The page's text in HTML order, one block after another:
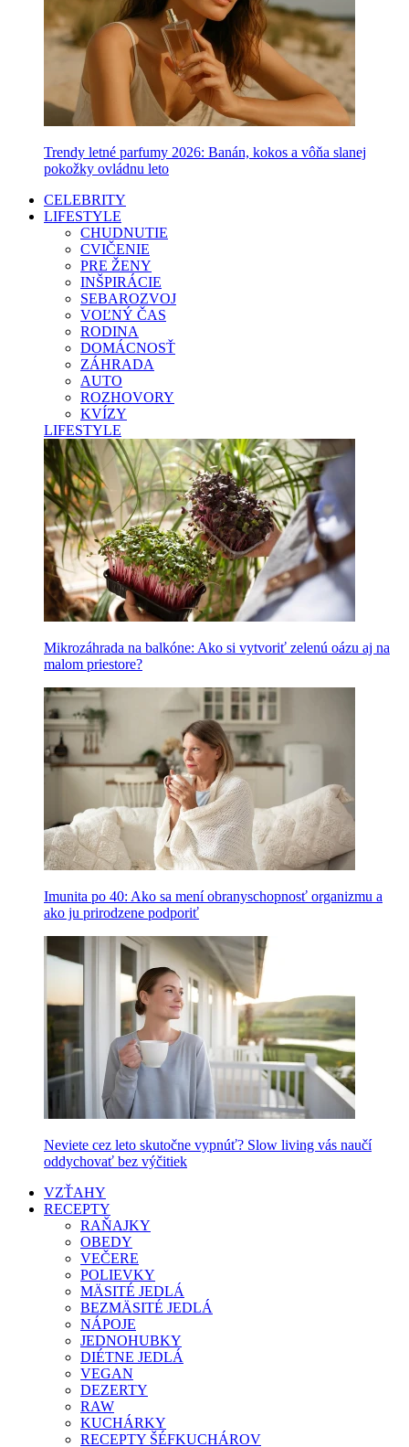
Trendy letné parfumy 2026: Banán, kokos a vôňa slanej
pokožky ovládnu leto
CELEBRITY
LIFESTYLE
CHUDNUTIE
CVIČENIE
PRE ŽENY
INŠPIRÁCIE
SEBAROZVOJ
VOĽNÝ ČAS
RODINA
DOMÁCNOSŤ
ZÁHRADA
AUTO
ROZHOVORY
KVÍZY
LIFESTYLE
Mikrozáhrada na balkóne: Ako si vytvoriť zelenú oázu aj na
malom priestore?
Imunita po 40: Ako sa mení obranyschopnosť organizmu a
ako ju prirodzene podporiť
Neviete cez leto skutočne vypnúť? Slow living vás naučí
oddychovať bez výčitiek
VZŤAHY
RECEPTY
RAŇAJKY
OBEDY
VEČERE
POLIEVKY
MÄSITÉ JEDLÁ
BEZMÄSITÉ JEDLÁ
NÁPOJE
JEDNOHUBKY
DIÉTNE JEDLÁ
VEGAN
DEZERTY
RAW
KUCHÁRKY
RECEPTY ŠÉFKUCHÁROV